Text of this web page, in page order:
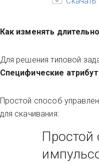
Как изменять
Для решения типовой
Специфические
Простой способ
для скачивания:
Простой